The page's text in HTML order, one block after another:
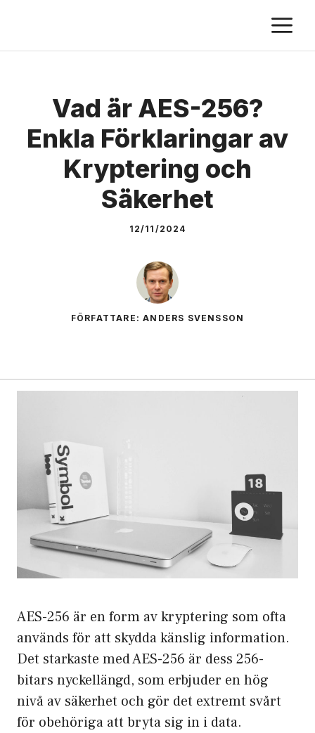
content
Vad är AES-256?
Enkla Förklaringar av
Kryptering och
Säkerhet
12/11/2024
FÖRFATTARE: ANDERS SVENSSON
AES-256 är en form av kryptering som ofta
används för att skydda känslig information.
Det starkaste med AES-256 är dess 256-
bitars nyckellängd, som erbjuder en hög
nivå av säkerhet och gör det extremt svårt
för obehöriga att bryta sig in i data.